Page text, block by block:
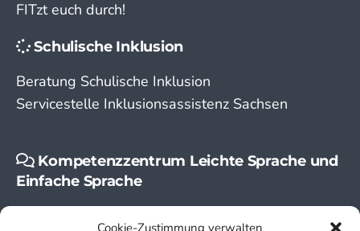
Cookie-Zustimmung verwalten
FITzt euch durch!
Schulische Inklusion
Beratung Schulische Inklusion
Servicestelle Inklusionsassistenz Sachsen
Kompetenzzentrum Leichte Sprache und
Einfache Sprache